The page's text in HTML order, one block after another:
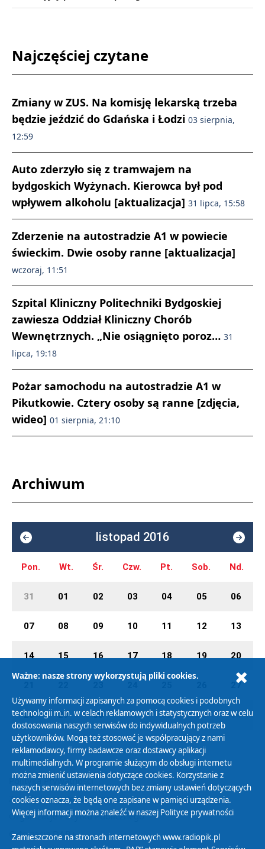
Najczęściej czytane
Zmiany w ZUS. Na komisję lekarską trzeba
będzie jeździć do Gdańska i Łodzi 03 sierpnia,
12:59
Auto zderzyło się z tramwajem na
bydgoskich Wyżynach. Kierowca był pod
wpływem alkoholu [aktualizacja] 31 lipca, 15:58
Zderzenie na autostradzie A1 w powiecie
świeckim. Dwie osoby ranne [aktualizacja]
wczoraj, 11:51
Szpital Kliniczny Politechniki Bydgoskiej
zawiesza Oddział Kliniczny Chorób
Wewnętrznych. „Nie osiągnięto poroz… 31
lipca, 19:18
Pożar samochodu na autostradzie A1 w
Pikutkowie. Cztery osoby są ranne [zdjęcia,
wideo] 01 sierpnia, 21:10
Archiwum
listopad 2016
Pon. Wt. Śr. Czw. Pt. Sob. Nd.
31 01 02 03 04 05 06
07 08 09 10 11 12 13
14 15 16 17 18 19 20
27
28 29 30 01 02 03 04
Polityka Prywatności
Zasady korzystania z Serwisu
Organizacje Pożytku Publicznego
Cyfryzacja DAB+
Ważne: nasze strony wykorzystują pliki cookies.
Używamy informacji zapisanych za pomocą cookies i podobnych
technologii m.in. w celach reklamowych i statystycznych oraz w celu
dostosowania naszych serwisów do indywidualnych potrzeb
użytkowników. Mogą też stosować je współpracujący z nami
reklamodawcy, firmy badawcze oraz dostawcy aplikacji
multimedialnych. W programie służącym do obsługi internetu
można zmienić ustawienia dotyczące cookies. Korzystanie z
naszych serwisów internetowych bez zmiany ustawień dotyczących
cookies oznacza, że będą one zapisane w pamięci urządzenia.
Więcej informacji można znaleźć w naszej Polityce prywatności
Zamieszczone na stronach internetowych www.radiopik.pl